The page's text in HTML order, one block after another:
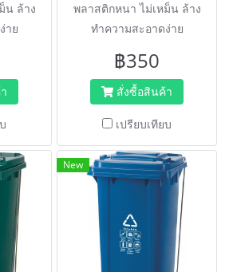
น ล้าง
าย
พลาสติกหนา ไม่เหม็น ล้าง
ทำความสะอาดง่าย
฿350
สั่งซื้อสินค้า
เปรียบเทียบ
New